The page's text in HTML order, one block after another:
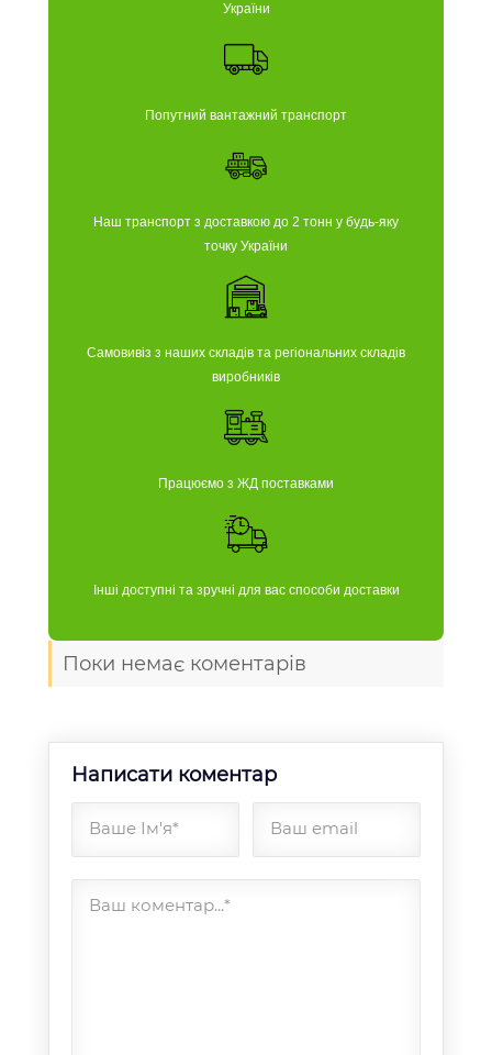
України
Попутний вантажний транспорт
Наш транспорт з доставкою до 2 тонн у будь-яку
точку України
Самовивіз з наших складів та регіональних складів
виробників
Працюємо з ЖД поставками
Інші доступні та зручні для вас способи доставки
Поки немає коментарів
Написати коментар
Ваше Ім'я* Ваш email
Ваш коментар...*